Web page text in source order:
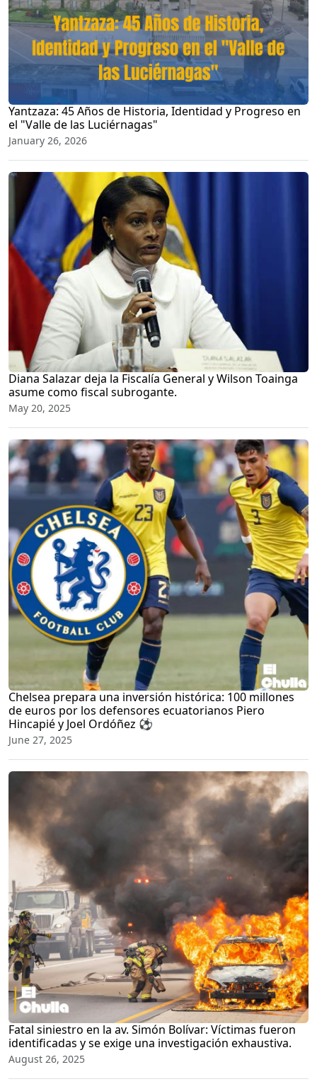
Yantzaza: 45 Años de Historia, Identidad y Progreso en
el "Valle de las Luciérnagas"
January 26, 2026
Diana Salazar deja la Fiscalía General y Wilson Toainga
asume como fiscal subrogante.
May 20, 2025
Chelsea prepara una inversión histórica: 100 millones
de euros por los defensores ecuatorianos Piero
Hincapié y Joel Ordóñez ⚽
June 27, 2025
Fatal siniestro en la av. Simón Bolívar: Víctimas fueron
identificadas y se exige una investigación exhaustiva.
August 26, 2025